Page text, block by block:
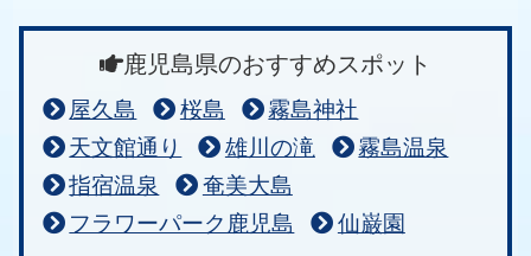
鹿児島県のおすすめスポット
屋久島 桜島
霧島神社
天文館通り
雄川の滝
霧島温泉
指宿温泉
奄美大島
フラワーパーク鹿児島
仙巌園